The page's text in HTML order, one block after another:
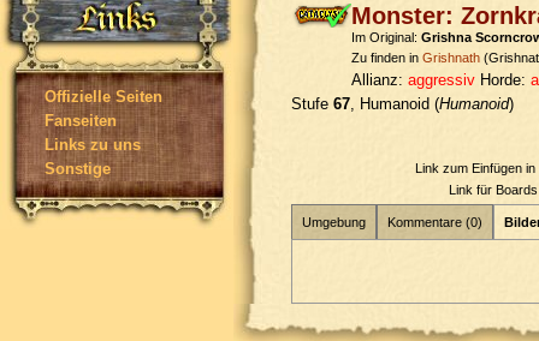
Offizielle Seiten
Fanseiten
Links zu uns
Sonstige
Monster:
Im Original: Grishna
Zu finden in Grishnath
Allianz: aggressiv Horde:
Stufe 67 , Humanoid (Humanoid)
Link zum Einfügen
Link für
Umgebung Kommentare (0)